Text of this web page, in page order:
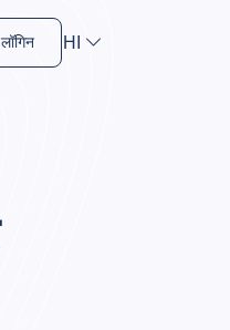
लॉगिन HI